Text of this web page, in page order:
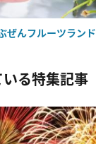
ぜんフルーツランド
る特集記事